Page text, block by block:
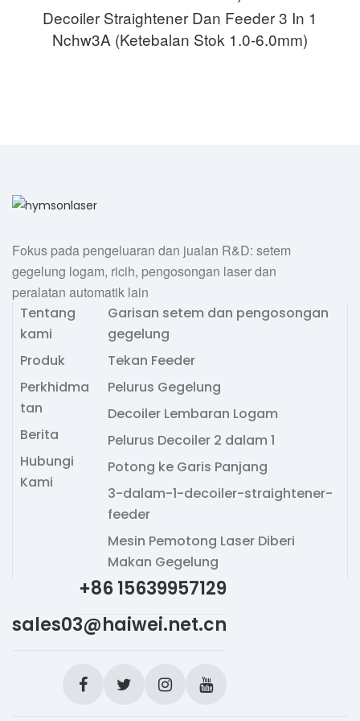
Decoiler Straightener Dan Feeder 3 In 1
Nchw3A (Ketebalan Stok 1.0-6.0mm)
Fokus pada pengeluaran dan jualan R&D: setem
gegelung logam, ricih, pengosongan laser dan
peralatan automatik lain
Tentang
kami
Produk
Perkhidma
tan
Berita
Hubungi
Kami
Garisan setem dan pengosongan
gegelung
Tekan Feeder
Pelurus Gegelung
Decoiler Lembaran Logam
Pelurus Decoiler 2 dalam 1
Potong ke Garis Panjang
3-dalam-1-decoiler-straightener-
feeder
Mesin Pemotong Laser Diberi
Makan Gegelung
+86 15639957129
sales03@haiwei.net.cn